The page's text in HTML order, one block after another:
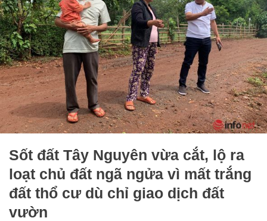
Sốt đất Tây Nguyên vừa cắt, lộ ra
loạt chủ đất ngã ngửa vì mất trắng
đất thổ cư dù chỉ giao dịch đất
vườn